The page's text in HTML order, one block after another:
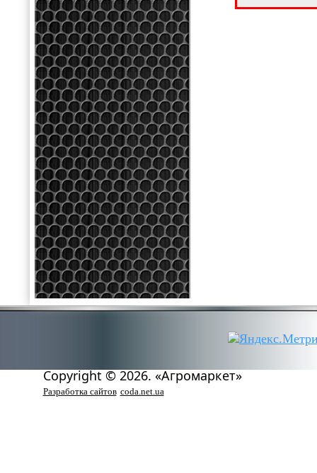
Copyright © 2026. «Агромаркет»
Разработка сайтов coda.net.ua